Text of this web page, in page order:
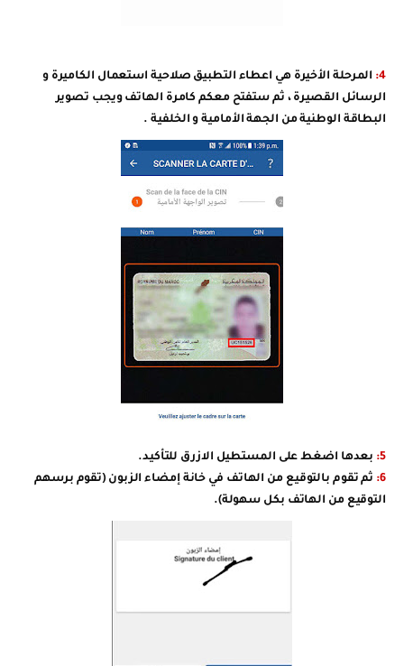
4: المرحلة الأخيرة هي اعطاء التطبيق صلاحية استعمال الكاميرة و
الرسائل القصيرة ، ثم ستفتح معكم كامرة الهاتف ويجب تصوير
البطاقة الوطنية من الجهة الأمامية و الخلفية .
5: بعدها اضغط على المستطيل الازرق للتأكيد.
6: ثم تقوم بالتوقيع من الهاتف في خانة إمضاء الزبون (تقوم برسهم
التوقيع من الهاتف بكل سهولة).